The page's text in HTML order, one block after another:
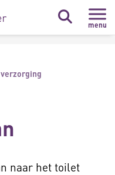
menu
naar het toilet